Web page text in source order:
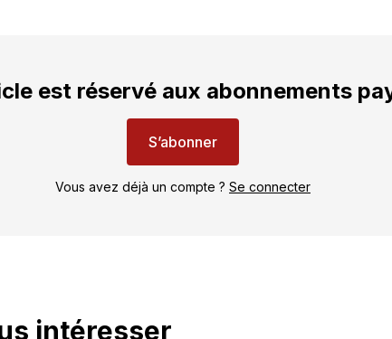
est réservé aux abonnements
S’abonner
Vous avez déjà un compte ? Se connecter
intéresser